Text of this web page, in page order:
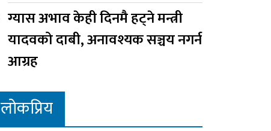
ग्यास अभाव केही दिनमै हट्ने मन्त्री
यादवको दाबी, अनावश्यक सञ्चय नगर्न
आग्रह
लोकप्रिय